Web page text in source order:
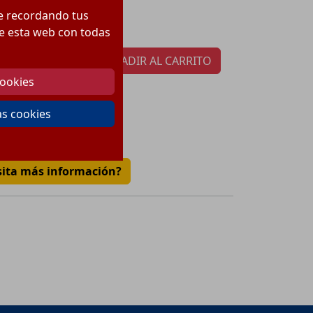
recordando tus
esta web con todas
cookies
por paquete:1
AÑADIR AL CARRITO
más información?